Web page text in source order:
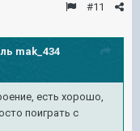
#11
mak_434
есть хорошо,
поиграть с